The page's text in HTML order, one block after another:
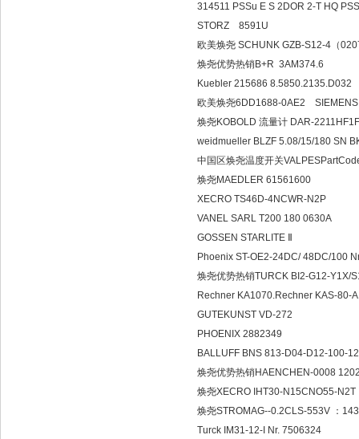
314511 PSSu E S 2DOR 2-
STORZ
欧美焕尧 SCHUNK GZB-
焕尧优势热销B+R
Kuebler 215686
欧美焕尧6DD1688-0AE2
焕尧KOBOLD 流量计 DAR-
weidmueller BLZF 5.08/15/
中国区焕尧温度开关
焕尧MAEDLER
XECRO TS46D-4NCWR-
VANEL SARL T200 180
GOSSEN STARLITE Ⅱ
Phoenix ST-OE2-24DC/
焕尧优势热销TURCK BI2-
Rechner KA1070.Rechner
GUTEKUNST VD-272
PHOENIX 2882349
BALLUFF BNS 813-D04-
焕尧优势热销HAENCHEN-
焕尧XECRO IHT30-
焕尧STROMAG--0.2CLS-
Turck IM31-12-I Nr.